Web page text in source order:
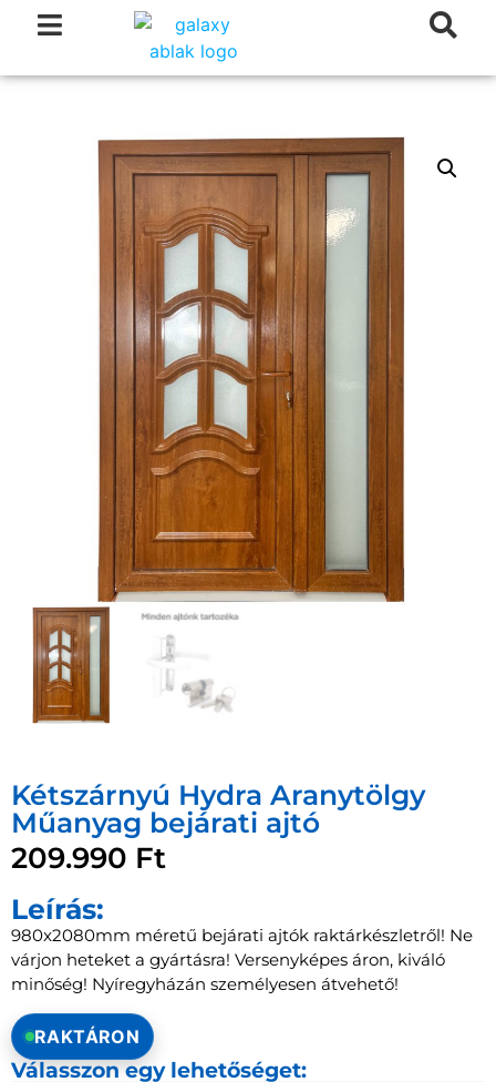
Kétszárnyú Hydra Aranytölgy
Műanyag bejárati ajtó
209.990 Ft
Leírás:
980x2080mm méretű bejárati ajtók raktárkészletről! Ne
várjon heteket a gyártásra! Versenyképes áron, kiváló
minőség! Nyíregyházán személyesen átvehető!
RAKTÁRON
Válasszon egy lehetőséget: